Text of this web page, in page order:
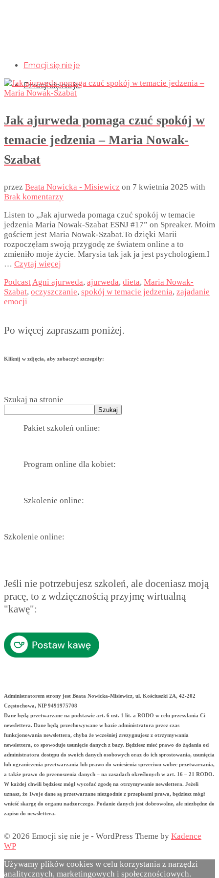
Emocji się nie je
Emocji się nie je
Jak ajurweda pomaga czuć spokój w
temacie jedzenia – Maria Nowak-
Szabat
przez Beata Nowicka - Misiewicz on 7 kwietnia 2025 with
Brak komentarzy
Listen to „Jak ajurweda pomaga czuć spokój w temacie
jedzenia Maria Nowak-Szabat ESNJ #17” on Spreaker. Moim
gościem jest Maria Nowak-Szabat.To dzięki Marii
rozpoczęłam swoją przygodę ze światem online a to
zmieniło moje życie. Marysia tak jak ja jest psychologiem.I
… Czytaj więcej
PodcastAgni ajurweda, ajurweda, dieta, Maria Nowak-
Szabat, oczyszczanie, spokój w temacie jedzenia, zajadanie
emocji
Po więcej zapraszam poniżej.
Kliknij w zdjęcia, aby zobaczyć szczególy:
Szukaj na stronie
Szukaj
Pakiet szkoleń online:
Program online dla kobiet:
Szkolenie online:
Szkolenie online:
Jeśli nie potrzebujesz szkoleń, ale doceniasz moją
pracę, to z wdzięcznością przyjmę wirtualną
"kawę":
Administratorem strony jest Beata Nowicka-Misiewicz, ul. Kościuszki 2A, 42-202
Częstochowa, NIP 9491975708
Dane będą przetwarzane na podstawie art. 6 ust. 1 lit. a RODO w celu przesyłania Ci
newslettera. Dane będą przechowywane w bazie administratora przez czas
funkcjonowania newslettera, chyba że wcześniej zrezygnujesz z otrzymywania
newslettera, co spowoduje usunięcie danych z bazy. Będziesz mieć prawo do żądania od
administratora dostępu do swoich danych osobowych oraz do ich sprostowania, usunięcia
lub ograniczenia przetwarzania lub prawo do wniesienia sprzeciwu wobec przetwarzania,
a także prawo do przenoszenia danych – na zasadach określonych w art. 16 – 21 RODO.
W każdej chwili będziesz mógł wycofać zgodę na otrzymywanie newslettera. Jeżeli
uznasz, że Twoje dane są przetwarzane niezgodnie z przepisami prawa, będziesz mógł
wnieść skargę do organu nadzorczego. Podanie danych jest dobrowolne, ale niezbędne do
zapisu do newslettera.
© 2026 Emocji się nie je - WordPress Theme by Kadence
WP
Używamy plików cookies w celu korzystania z narzędzi
analitycznych, marketingowych i społecznościowych.